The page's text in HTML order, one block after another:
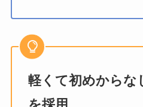
軽くて初めからな